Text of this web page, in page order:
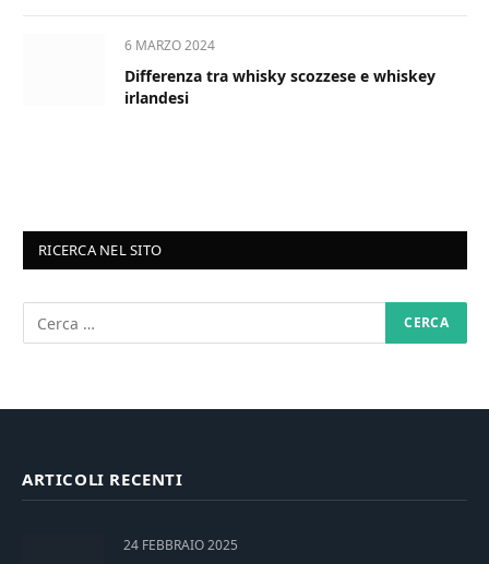
6 MARZO 2024
Differenza tra whisky scozzese e whiskey
irlandesi
RICERCA NEL SITO
ARTICOLI RECENTI
24 FEBBRAIO 2025